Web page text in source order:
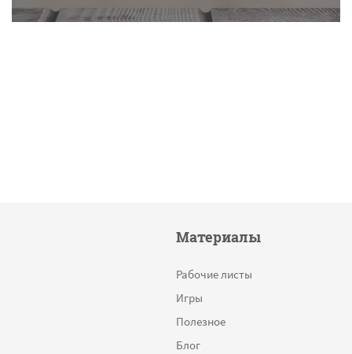
Материалы
Рабочие листы
Игры
Полезное
Блог